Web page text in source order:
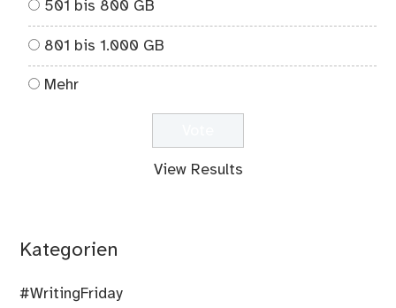
501 bis 800 GB
801 bis 1.000 GB
Mehr
View Results
Kategorien
#WritingFriday